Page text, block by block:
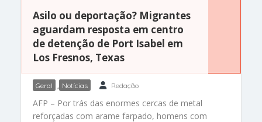
Asilo ou deportação? Migrantes
aguardam resposta em centro
de detenção de Port Isabel em
Los Fresnos, Texas
Geral , Notícias Redação
AFP – Por trás das enormes cercas de metal
reforçadas com arame farpado, homens com